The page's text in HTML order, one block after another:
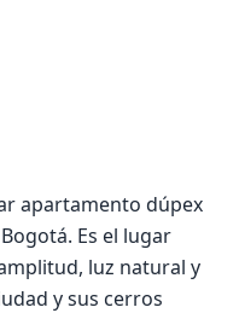
apartamento dúpex
Es el lugar
luz natural y
y sus cerros